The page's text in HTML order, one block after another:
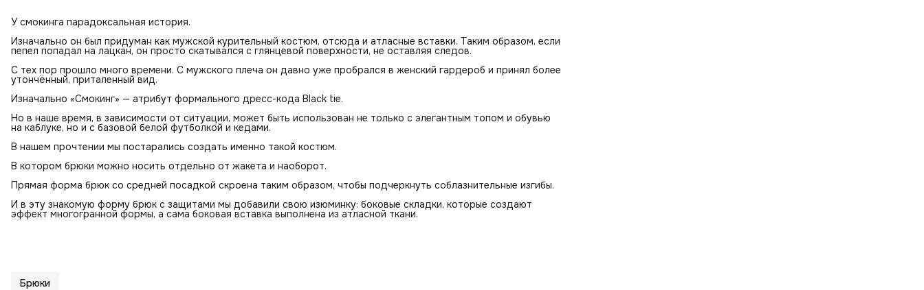
У смокинга парадоксальная история.
Изначально он был придуман как мужской курительный костюм, отсюда и атласные вставки. Таким образом, если
пепел попадал на лацкан, он просто скатывался с глянцевой поверхности, не оставляя следов.
С тех пор прошло много времени. С мужского плеча он давно уже пробрался в женский гардероб и принял более
утончённый, приталенный вид.
Изначально «Смокинг» — атрибут формального дресс-кода Black tie.
Но в наше время, в зависимости от ситуации, может быть использован не только с элегантным топом и обувью
на каблуке, но и с базовой белой футболкой и кедами.
В нашем прочтении мы постарались создать именно такой костюм.
В котором брюки можно носить отдельно от жакета и наоборот.
Прямая форма брюк со средней посадкой скроена таким образом, чтобы подчеркнуть соблазнительные изгибы.
И в эту знакомую форму брюк с защитами мы добавили свою изюминку: боковые складки, которые создают
эффект многогранной формы, а сама боковая вставка выполнена из атласной ткани.
Брюки